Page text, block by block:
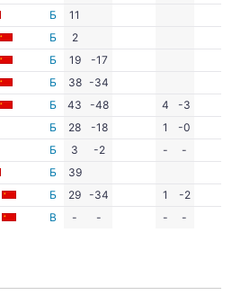
Б
11
Б
2
Б 19
-17
Б 38 -34
Б 43 -48 4
-3
Б 28 -18 1
-0
Б 3 -2 -
-
Б
39
Б 29 -34 1
-2
В - - - -